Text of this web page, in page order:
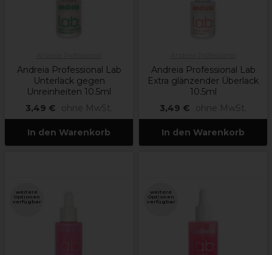
Andreia Professional Lab
Unterlack gegen
Unreinheiten 10.5ml
3,49 €
ohne MwSt.
In den Warenkorb
Andreia Professional Lab
Extra glänzender Überlack
10.5ml
3,49 €
ohne MwSt.
In den Warenkorb
weitere
Optionen
verfügbar
weitere
Optionen
verfügbar